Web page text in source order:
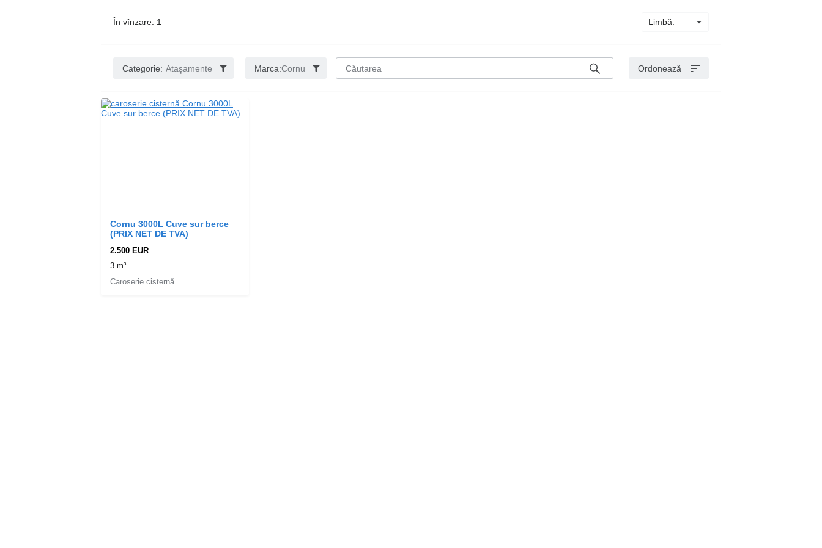
În vînzare: 1 Limbă:
Categorie: Ataşamente Marca:Cornu Ordonează
Cornu 3000L Cuve sur berce
(PRIX NET DE TVA)
2.500 EUR
Caroserie cisternă
3 m³